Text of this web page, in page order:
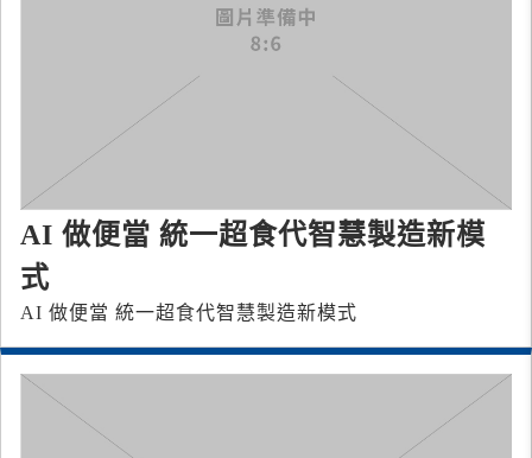
AI 做便當 統一超食代智慧製造新模
式
AI 做便當 統一超食代智慧製造新模式